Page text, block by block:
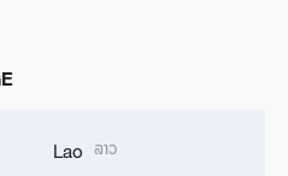
Lao ລາວ